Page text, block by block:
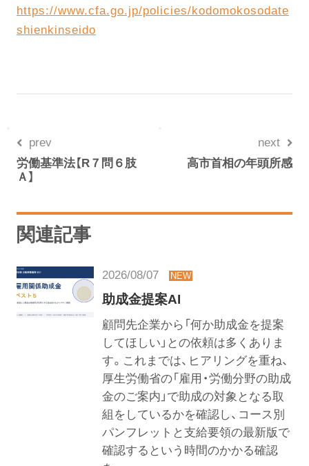
https://www.cfa.go.jp/policies/kodomokosodate
shienkinseido
prev
労働基準法【R７問６肢
Ａ】
next
高市首相の年頭所感
関連記事
2026/08/07
助成金提案AI
顧問先企業から「何か助成金を提案
してほしい」との依頼は多くありま
す。これまでは、ヒアリングを重ね、
厚生労働省の「雇用・労働分野の助成
金のご案内」で助成の対象となる取
組をしているかを確認し、コース別
パンフレットと支給要領の最新版で
確認するという時間のかかる確認